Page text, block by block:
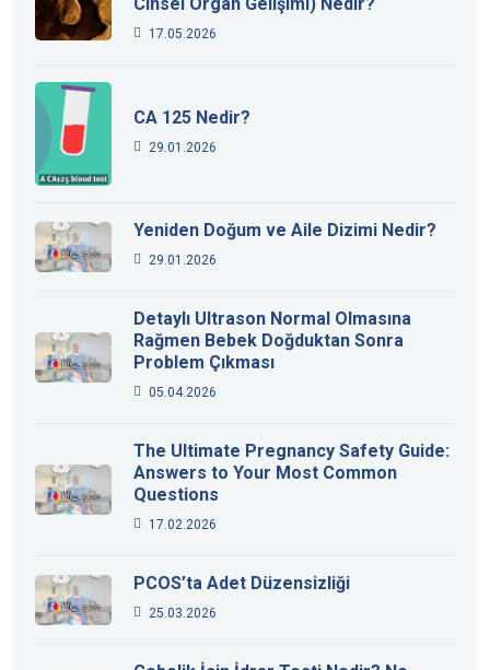
17.05.2026
CA 125 Nedir?
29.01.2026
Yeniden Doğum ve Aile Dizimi Nedir?
29.01.2026
Detaylı Ultrason Normal Olmasına
Rağmen Bebek Doğduktan Sonra
Problem Çıkması
05.04.2026
The Ultimate Pregnancy Safety Guide:
Answers to Your Most Common
Questions
17.02.2026
PCOS’ta Adet Düzensizliği
25.03.2026